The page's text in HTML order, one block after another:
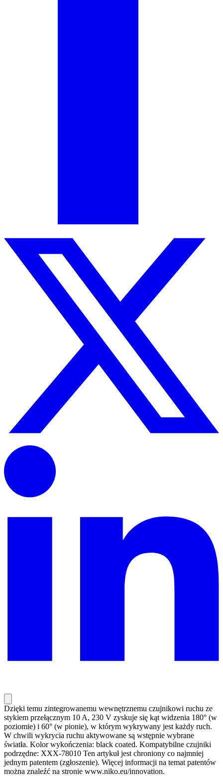
Dzięki temu zintegrowanemu wewnętrznemu czujnikowi ruchu ze
stykiem przełącznym 10 A, 230 V zyskuje się kąt widzenia 180° (w
poziomie) i 60° (w pionie), w którym wykrywany jest każdy ruch.
W chwili wykrycia ruchu aktywowane są wstępnie wybrane
światła. Kolor wykończenia: black coated. Kompatybilne czujniki
podrzędne: XXX-78010 Ten artykuł jest chroniony co najmniej
jednym patentem (zgłoszenie). Więcej informacji na temat patentów
można znaleźć na stronie www.niko.eu/innovation.